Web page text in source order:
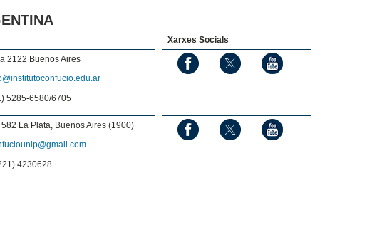
Xarxes Socials
2122 Buenos Aires
5285-6580/6705
La Plata, Buenos Aires (1900)
4230628